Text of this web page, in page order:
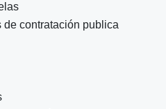
de contratación publica